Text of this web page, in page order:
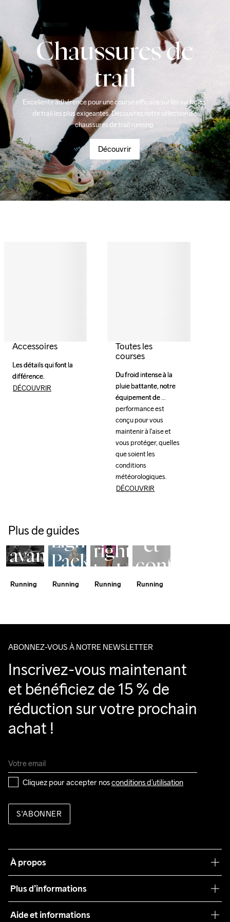
Chaussures de
trail
Excellente adhérence pour une course efficace sur les surfaces
de trail les plus exigeantes. Découvrez notre sélection de
chaussures de trail running.
Découvrir
Accessoires
Les détails qui font la
différence.
Les détails qui font la
différence.
DÉCOUVRIR
Toutes les
courses
Du froid intense à la
pluie battante, notre
équipement de
performance est
conçu pour vous
maintenir à l'aise et
vous protéger, quelles
que soient les
conditions
météorologiques.
Du froid intense à la
pluie battante, notre
équipement de
performance est
conçu pour vous
maintenir à l'aise et
vous protéger, quelles
que soient les
conditions
météorologiques.
DÉCOUVRIR
Plus de guides
Conseils
avant
Running
Jacket
Lightweight.
Packable.
Barely
Running
Jackets
right
jacket
for
Running
et
confort
en
Running
ABONNEZ-VOUS À NOTRE NEWSLETTER
Inscrivez-vous maintenant
et bénéficiez de 15 % de
réduction sur votre prochain
achat !
Cliquez pour accepter nos conditions d’utilisation
S'ABONNER
À propos
Plus d’informations
Aide et informations